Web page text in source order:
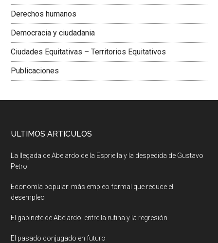
Derechos humanos
Democracia y ciudadania
Ciudades Equitativas – Territorios Equitativos
Publicaciones
ULTIMOS ARTICULOS
La llegada de Abelardo de la Espriella y la despedida de Gustavo
Petro
Economía popular: más empleo formal que reduce el
desempleo
El gabinete de Abelardo: entre la rutina y la regresión
El pasado conjugado en futuro